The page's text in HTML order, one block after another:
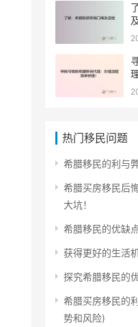
热门移民问题
希腊移民的利与
希腊买房移民后
大坑！
希腊移民的优缺
获得更好的生活
探究希腊移民的
希腊买房移民的
势和风险)